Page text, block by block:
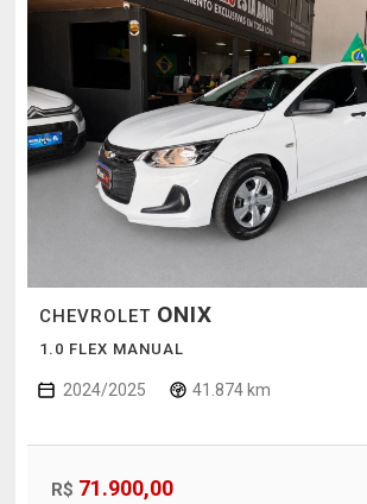
CHEVROLET ONIX
1.0 FLEX MANUAL
2024/2025 41.874 km
R$ 71.900,00